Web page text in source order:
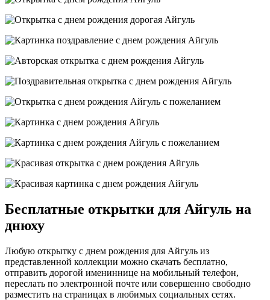
Бесплатные открытки для Айгуль на
днюху
Любую открытку с днем рождения для Айгуль из
представленной коллекции можно скачать бесплатно,
отправить дорогой имениннице на мобильный телефон,
переслать по электронной почте или совершенно свободно
разместить на страницах в любимых социальных сетях.